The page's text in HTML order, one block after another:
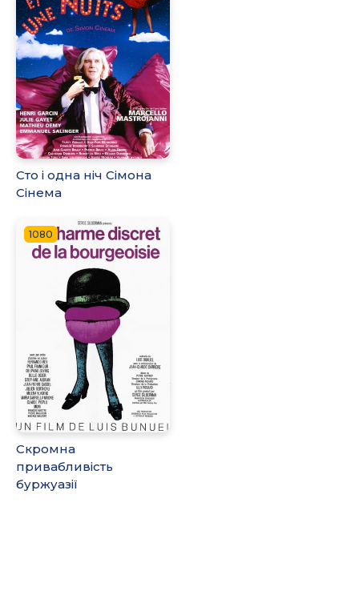
Сто і одна ніч Сімона
Сінема
1080
Скромна
привабливість
буржуазії